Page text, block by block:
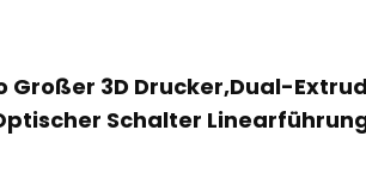
Großer 3D Drucker,Dual-
Schalter